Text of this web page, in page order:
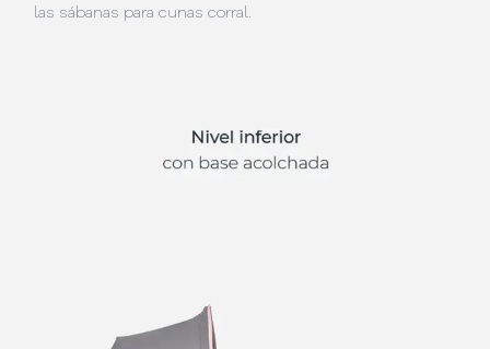
las sábanas para cunas corral.